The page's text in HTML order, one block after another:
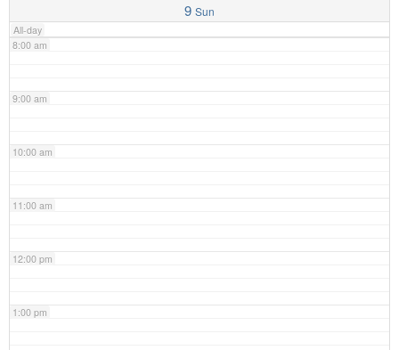
9 Sun
All-day
8:00 am
9:00 am
10:00 am
11:00 am
12:00 pm
1:00 pm